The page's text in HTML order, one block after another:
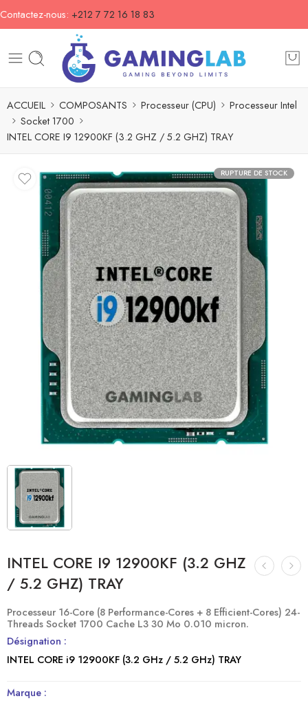
Contactez-nous: +212 7 72 16 18 83
ACCUEIL COMPOSANTS Processeur (CPU)
Processeur Intel
Socket 1700
INTEL CORE I9 12900KF (3.2 GHZ / 5.2 GHZ) TRAY
RUPTURE DE STOCK
INTEL CORE I9 12900KF (3.2 GHZ
/ 5.2 GHZ) TRAY
Processeur 16-Core (8 Performance-Cores + 8 Efficient-Cores) 24-
Threads Socket 1700 Cache L3 30 Mo 0.010 micron.
Désignation :
INTEL CORE i9 12900KF (3.2 GHz / 5.2 GHz) TRAY
Marque :